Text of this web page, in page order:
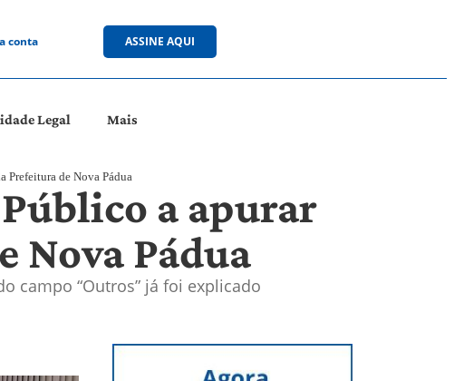
conta ASSINE AQUI
Legal Mais
Prefeitura de Nova Pádua
a apurar
Nova Pádua
campo “Outros” já foi explicado